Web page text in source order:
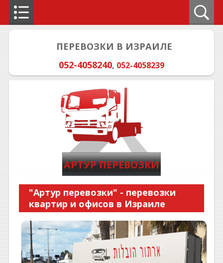
ПЕРЕВОЗКИ В ИЗРАИЛЕ
052-4058240, 052-4058239
АРТУР ПЕРЕВОЗКИ
"Артур перевозки" - перевозки
квартир и офисов в Израиле